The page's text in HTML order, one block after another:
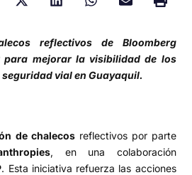
reflectivos de Bloomberg
para mejorar la visibilidad de los
vial en Guayaquil.
de chalecosreflectivos por parte
, en una colaboración
. Esta iniciativa refuerza las acciones